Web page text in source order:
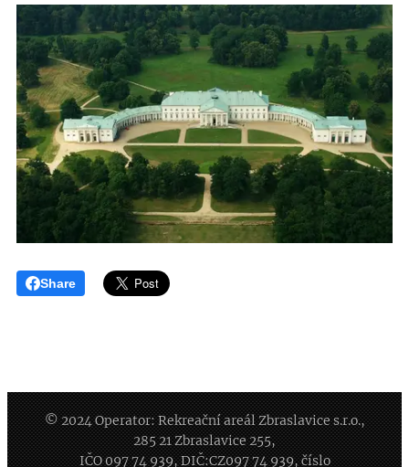
Share
© 2024 Operator: Rekreační areál Zbraslavice s.r.o.,
285 21 Zbraslavice 255,
IČO 097 74 939, DIČ:CZ097 74 939, číslo